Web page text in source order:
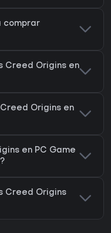
comprar
Creed Origins en
Origins en
en PC Game
Creed Origins